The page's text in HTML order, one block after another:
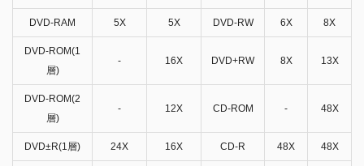
DVD-RAM 5X 5X DVD-RW 6X 8X
DVD-ROM(1
層)
- 16X DVD+RW 8X 13X
DVD-ROM(2
層)
- 12X CD-ROM - 48X
DVD±R(1層) 24X 16X CD-R 48X 48X